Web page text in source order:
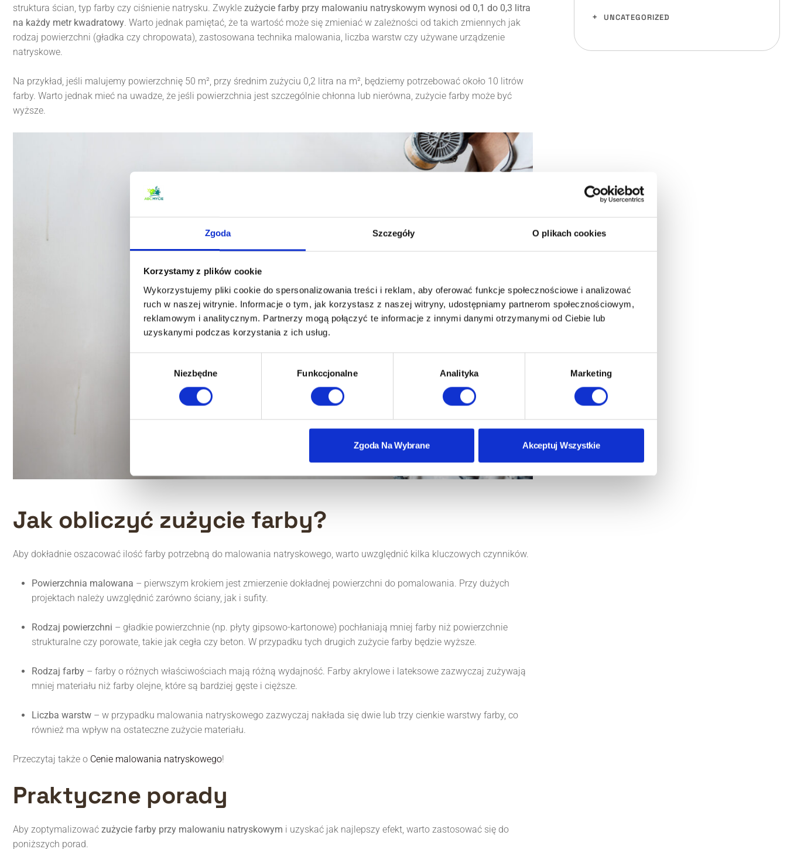
Zgoda Szczegóły O plikach cookies
Korzystamy z plików cookie
Wykorzystujemy pliki cookie do spersonalizowania treści i reklam, aby oferować funkcje społecznościowe i analizować
ruch w naszej witrynie. Informacje o tym, jak korzystasz z naszej witryny, udostępniamy partnerom społecznościowym,
reklamowym i analitycznym. Partnerzy mogą połączyć te informacje z innymi danymi otrzymanymi od Ciebie lub
uzyskanymi podczas korzystania z ich usług.
Niezbędne Funkccjonalne Analityka Marketing
Zgoda Na Wybrane Akceptuj Wszystkie
struktura ścian, typ farby czy ciśnienie natrysku. Zwykle zużycie farby przy malowaniu natryskowym wynosi od 0,1 do 0,3 litra
na każdy metr kwadratowy. Warto jednak pamiętać, że ta wartość może się zmieniać w zależności od takich zmiennych jak
rodzaj powierzchni (gładka czy chropowata), zastosowana technika malowania, liczba warstw czy używane urządzenie
natryskowe.
Na przykład, jeśli malujemy powierzchnię 50 m², przy średnim zużyciu 0,2 litra na m², będziemy potrzebować około 10 litrów
farby. Warto jednak mieć na uwadze, że jeśli powierzchnia jest szczególnie chłonna lub nierówna, zużycie farby może być
wyższe.
Jak obliczyć zużycie farby?
Aby dokładnie oszacować ilość farby potrzebną do malowania natryskowego, warto uwzględnić kilka kluczowych czynników.
Powierzchnia malowana – pierwszym krokiem jest zmierzenie dokładnej powierzchni do pomalowania. Przy dużych
projektach należy uwzględnić zarówno ściany, jak i sufity.
Rodzaj powierzchni – gładkie powierzchnie (np. płyty gipsowo-kartonowe) pochłaniają mniej farby niż powierzchnie
strukturalne czy porowate, takie jak cegła czy beton. W przypadku tych drugich zużycie farby będzie wyższe.
Rodzaj farby – farby o różnych właściwościach mają różną wydajność. Farby akrylowe i lateksowe zazwyczaj zużywają
mniej materiału niż farby olejne, które są bardziej gęste i cięższe.
Liczba warstw – w przypadku malowania natryskowego zazwyczaj nakłada się dwie lub trzy cienkie warstwy farby, co
również ma wpływ na ostateczne zużycie materiału.
Przeczytaj także o Cenie malowania natryskowego!
Praktyczne porady
Aby zoptymalizować zużycie farby przy malowaniu natryskowym i uzyskać jak najlepszy efekt, warto zastosować się do
poniższych porad.
UNCATEGORIZED